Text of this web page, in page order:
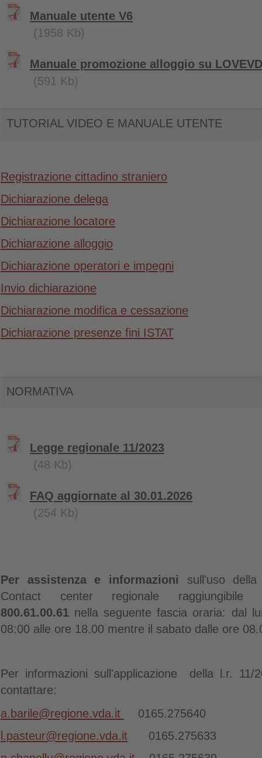
Manuale utente V6
(1958 Kb)
Manuale promozione alloggio su
(591 Kb)
TUTORIAL VIDEO E MANUALE UTENTE
Registrazione cittadino straniero
Dichiarazione delega
Dichiarazione locatore
Dichiarazione alloggio
Dichiarazione operatori e impegni
Invio dichiarazione
Dichiarazione modifica e cessazione
Dichiarazione presenze fini ISTAT
NORMATIVA
Legge regionale 11/2023
(48 Kb)
FAQ aggiornate al 30.01.2026
(254 Kb)
Per assistenza e informazioni sull'uso
Contact center regionale
800.61.00.61 nella seguente fascia oraria: dal
08:00 alle ore 18.00 mentre il sabato dalle ore
Per informazioni sull'applicazione
della l.r. 11/
contattare:
a.barile@regione.vda.it
0165.275640
l.pasteur@regione.vda.it 0165.275633